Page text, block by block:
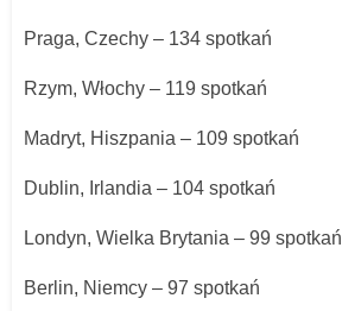
Praga, Czechy – 134 spotkań
Rzym, Włochy – 119 spotkań
Madryt, Hiszpania – 109 spotkań
Dublin, Irlandia – 104 spotkań
Londyn, Wielka Brytania – 99 spotkań
Berlin, Niemcy – 97 spotkań